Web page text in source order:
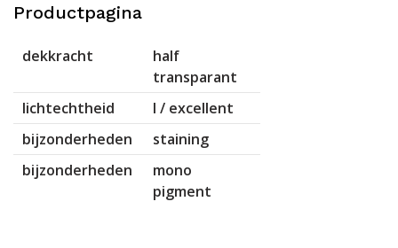
Productpagina
dekkracht
half
transparant
lichtechtheid
I / excellent
bijzonderheden
staining
bijzonderheden
mono
pigment